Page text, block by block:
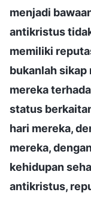
menjadi
antikristus
memiliki
bukanlah sikap
mereka
status
hari mereka,
mereka,
kehidupan
antikristus,